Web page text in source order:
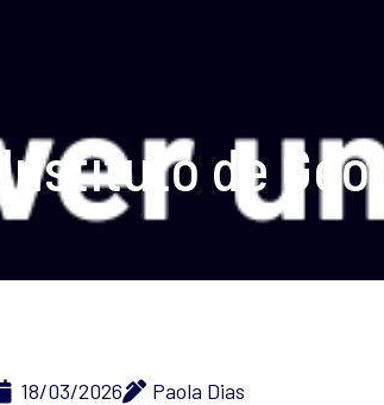
Instituto de
18/03/2026 Paola Dias